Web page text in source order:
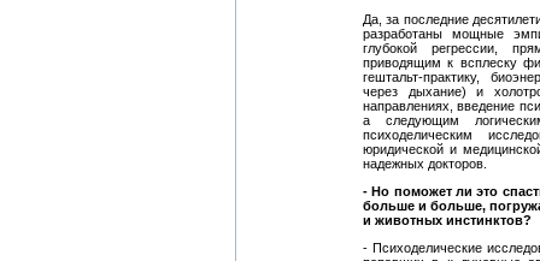
Да, за последние
разработаны мощные
глубокой регрессии,
приводящим к всплеску
гештальт-практику,
через дыхание) и
направлениях, введение
а следующим
психоделическим
юридической и
надежных докторов.
- Но поможет ли это
больше и больше,
и животных инстинктов?
- Психоделические